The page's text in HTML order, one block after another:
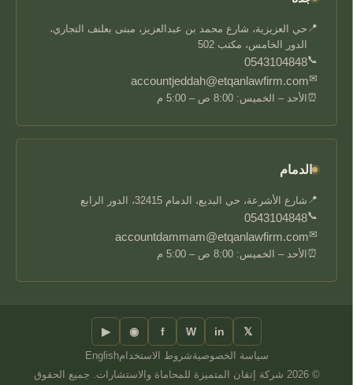
📍 حي العزيزية، شارع محمد بن عبدالعزيز، مبنى بعلنف التجاري،
الدور الخامس، مكتب 502
📞
0543104848
✉
accountjeddah@etqanlawfirm.com
⏰ الأحد – الخميس: 8:00 ص – 5:00 م
الدمام
📍 شارع الأشرعة، حي البديع، الدمام 32415، الدور الرابع
📞
0543104848
✉
accountdammam@etqanlawfirm.com
⏰ الأحد – الخميس: 8:00 ص – 5:00 م
𝕏
in
W
f
◉
▶
سياسة الخصوصيةشروط الاستخدامEnglish
© 2026 شركة إتقان المتميزة للمحاماة والاستشارات. جميع الحقوق